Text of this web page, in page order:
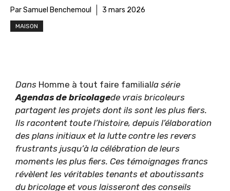
Par Samuel Benchemoul 3 mars 2026
MAISON
Dans Homme à tout faire familialla série
Agendas de bricolagede vrais bricoleurs
partagent les projets dont ils sont les plus fiers.
Ils racontent toute l’histoire, depuis l’élaboration
des plans initiaux et la lutte contre les revers
frustrants jusqu’à la célébration de leurs
moments les plus fiers. Ces témoignages francs
révèlent les véritables tenants et aboutissants
du bricolage et vous laisseront des conseils